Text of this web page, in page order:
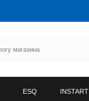
ESQ INSTART